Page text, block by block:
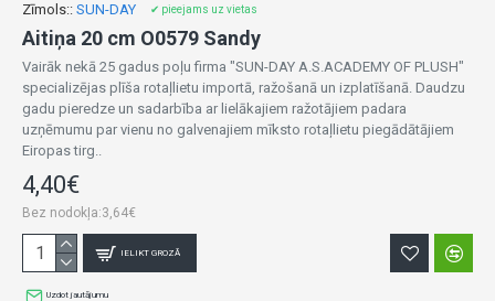
Zīmols:: SUN-DAY ✔ pieejams uz vietas
Aitiņa 20 cm O0579 Sandy
Vairāk nekā 25 gadus poļu firma "SUN-DAY A.S.ACADEMY OF PLUSH"
specializējas plīša rotaļlietu importā, ražošanā un izplatīšanā. Daudzu
gadu pieredze un sadarbība ar lielākajiem ražotājiem padara
uzņēmumu par vienu no galvenajiem mīksto rotaļlietu piegādātājiem
Eiropas tirg..
4,40€
Bez nodokļa:3,64€
IELIKT GROZĀ
Uzdot jautājumu